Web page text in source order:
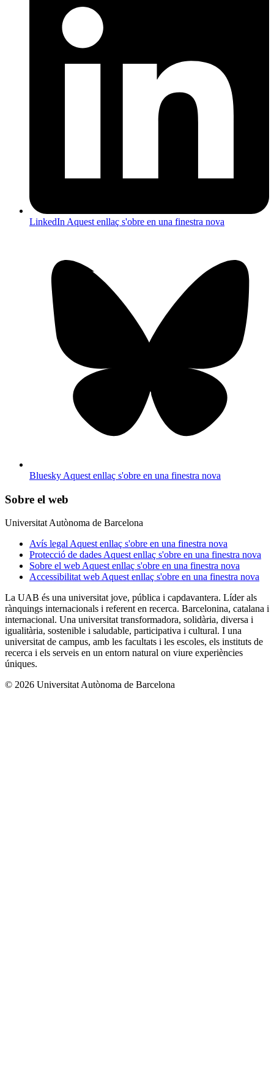
LinkedIn Aquest enllaç s'obre en una finestra nova
Bluesky Aquest enllaç s'obre en una finestra nova
Sobre el web
Universitat Autònoma de Barcelona
Avís legal Aquest enllaç s'obre en una finestra nova
Protecció de dades Aquest enllaç s'obre en una finestra nova
Sobre el web Aquest enllaç s'obre en una finestra nova
Accessibilitat web Aquest enllaç s'obre en una finestra nova
La UAB és una universitat jove, pública i capdavantera. Líder als
rànquings internacionals i referent en recerca. Barcelonina, catalana i
internacional. Una universitat transformadora, solidària, diversa i
igualitària, sostenible i saludable, participativa i cultural. I una
universitat de campus, amb les facultats i les escoles, els instituts de
recerca i els serveis en un entorn natural on viure experiències
úniques.
© 2026 Universitat Autònoma de Barcelona